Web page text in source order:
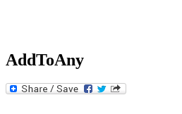
AddToAny